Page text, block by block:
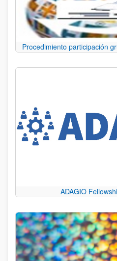
Procedimiento participación
ADAGIO